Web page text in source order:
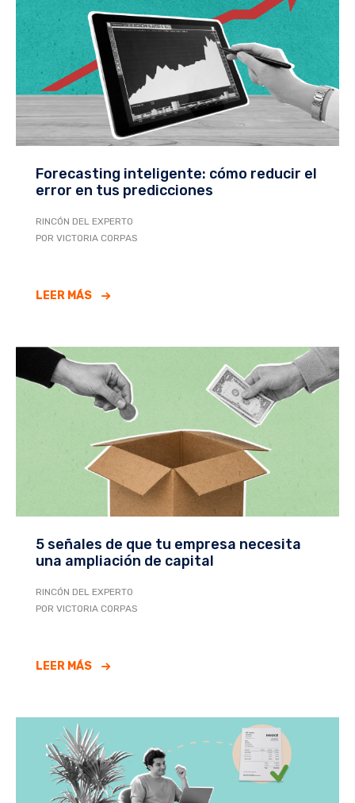
Forecasting inteligente: cómo reducir el
error en tus predicciones
RINCÓN DEL EXPERTO
POR VICTORIA CORPAS
LEER MÁS
5 señales de que tu empresa necesita
una ampliación de capital
RINCÓN DEL EXPERTO
POR VICTORIA CORPAS
LEER MÁS